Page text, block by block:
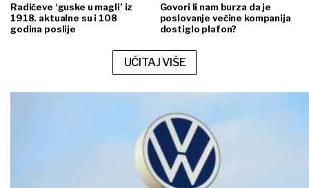
Radićeve ‘guske u magli’ iz
1918. aktualne su i 108
godina poslije
Govori li nam burza da je
poslovanje većine kompanija
dostiglo plafon?
UČITAJ VIŠE